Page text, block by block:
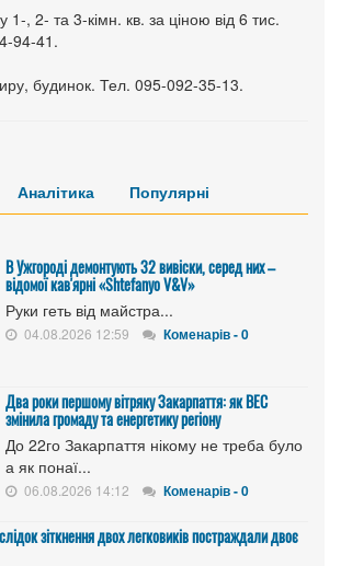
, 2- та 3-кімн. кв. за ціною від 6 тис.
94-41.
будинок. Тел. 095-092-35-13.
Аналітика Популярні
В Ужгороді демонтують 32 вивіски, серед них –
відомої кав'ярні «Shtefanyo V&V»
Руки геть від майстра...
04.08.2026 12:59 Коменарів - 0
Два роки першому вітряку Закарпаття: як ВЕС
змінила громаду та енергетику регіону
До 22го Закарпаття нікому не треба було
а як понаї...
06.08.2026 14:12 Коменарів - 0
зіткнення двох легковиків постраждали двоє